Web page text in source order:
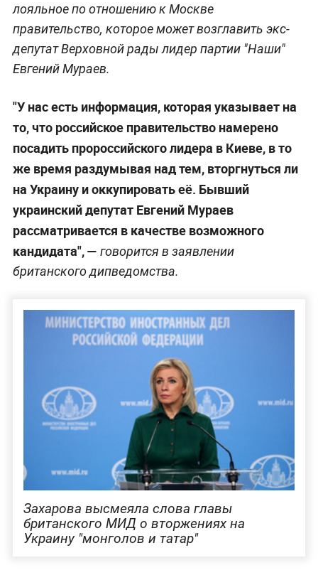
лояльное по отношению к Москве
правительство, которое может возглавить экс-
депутат Верховной рады лидер партии "Наши"
Евгений Мураев.
"У нас есть информация, которая указывает на
то, что российское правительство намерено
посадить пророссийского лидера в Киеве, в то
же время раздумывая над тем, вторгнуться ли
на Украину и оккупировать её. Бывший
украинский депутат Евгений Мураев
рассматривается в качестве возможного
кандидата", — говорится в заявлении
британского дипведомства.
Захарова высмеяла слова главы
британского МИД о вторжениях на
Украину "монголов и татар"